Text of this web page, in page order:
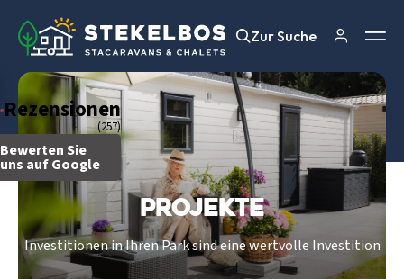
Rezensionen
(257)
Bewerten Sie
uns auf Google
Zur Suche
Zur Suche
Projekte
Investitionen in Ihren Park sind eine wertvolle Investition